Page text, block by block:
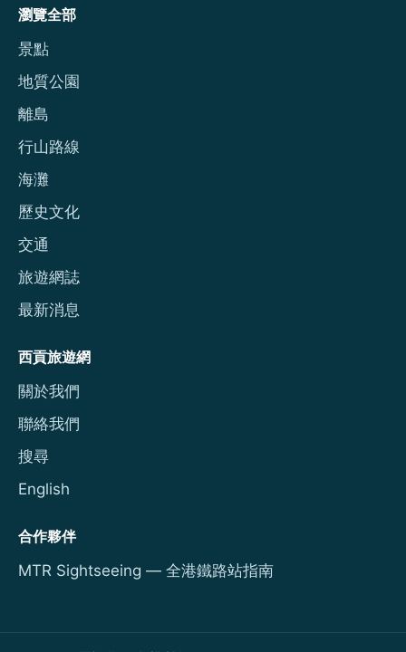
瀏覽全部
景點
地質公園
離島
行山路線
海灘
歷史文化
交通
旅遊網誌
最新消息
西貢旅遊網
關於我們
聯絡我們
搜尋
English
合作夥伴
MTR Sightseeing — 全港鐵路站指南